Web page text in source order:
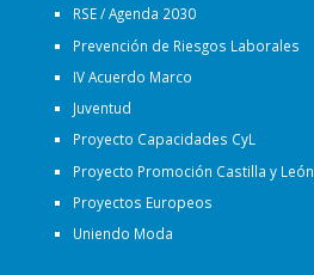
RSE / Agenda 2030
Prevención de Riesgos Laborales
IV Acuerdo Marco
Juventud
Proyecto Capacidades CyL
Proyecto Promoción Castilla y León
Proyectos Europeos
Uniendo Moda